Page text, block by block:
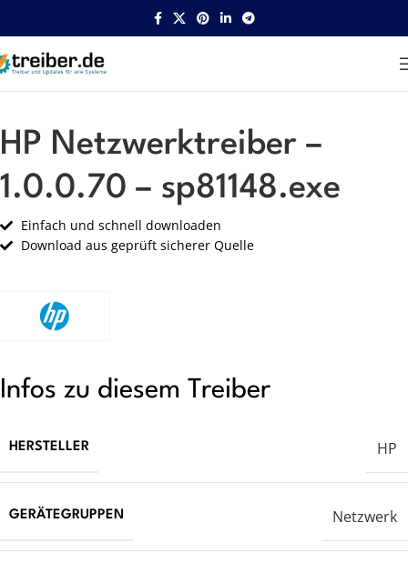
Startseite HP Netzwerk
HP Netzwerktreiber –
1.0.0.70 – sp81148.exe
Einfach und schnell downloaden
Download aus geprüft sicherer Quelle
Infos zu diesem Treiber
HERSTELLER HP
GERÄTEGRUPPEN Netzwerk